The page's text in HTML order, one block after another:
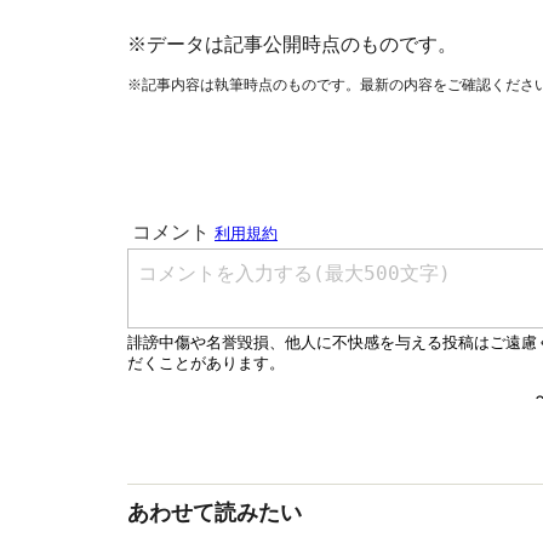
※データは記事公開時点のものです。
※記事内容は執筆時点のものです。最新の内容をご確認くださ
あわせて読みたい